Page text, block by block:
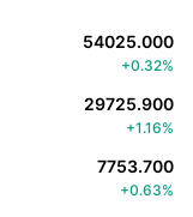
54025.000
+0.32%
29725.900
+1.16%
7753.700
+0.63%